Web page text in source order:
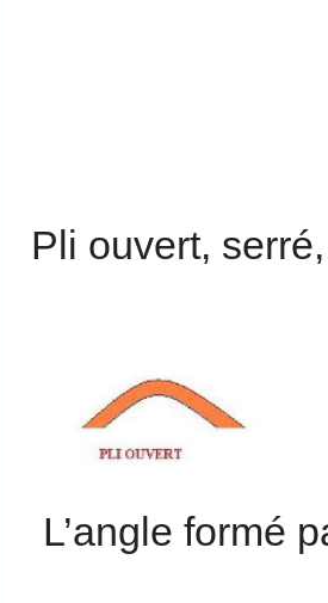
Pli ouvert,
L’angle formé